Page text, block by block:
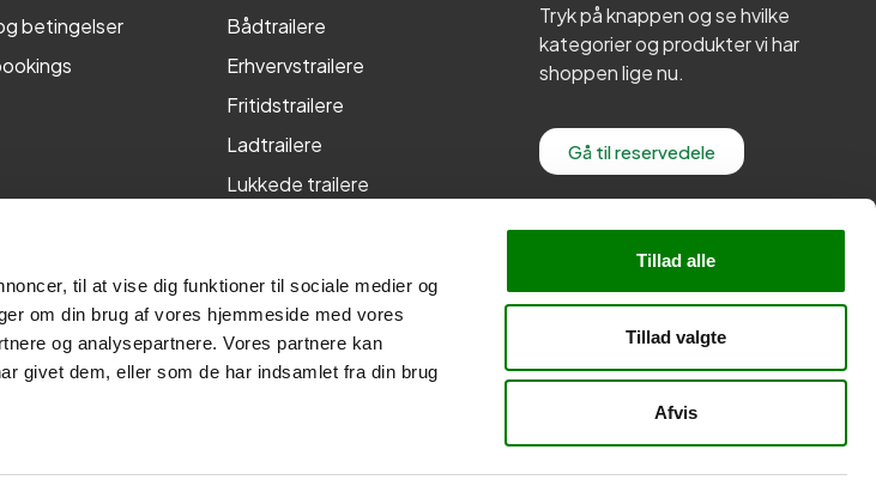
til at vise dig funktioner til sociale medier og
om din brug af vores hjemmeside med vores
og analysepartnere. Vores partnere kan
givet dem, eller som de har indsamlet fra din brug
Tillad alle
Tillad valgte
Afvis
betingelser
Bådtrailere
Erhvervstrailere
Fritidstrailere
Ladtrailere
Lukkede trailere
Tryk på knappen og se hvilke
kategorier og produkter vi har
shoppen lige nu.
Gå til reservedele